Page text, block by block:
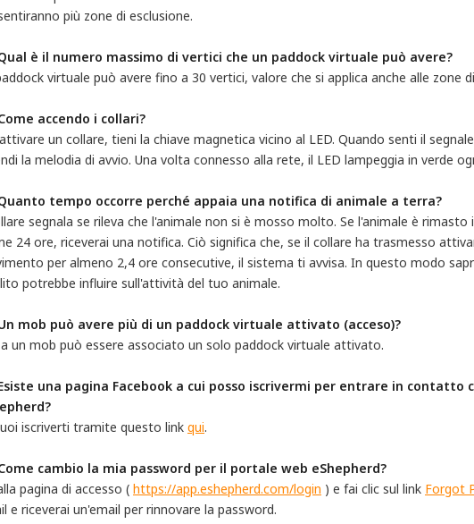
più zone di esclusione.
è il numero massimo di vertici che un paddock virtuale può avere?
virtuale può avere fino a 30 vertici, valore che si applica anche alle zone
accendo i collari?
un collare, tieni la chiave magnetica vicino al LED. Quando senti il
la melodia di avvio. Una volta connesso alla rete, il LED lampeggia in verde
tempo occorre perché appaia una notifica di animale a terra?
segnala se rileva che l'animale non si è mosso molto. Se l'animale è rimasto
24 ore, riceverai una notifica. Ciò significa che, se il collare ha trasmesso
per almeno 2,4 ore consecutive, il sistema ti avvisa. In questo modo
potrebbe influire sull'attività del tuo animale.
mob può avere più di un paddock virtuale attivato (acceso)?
un mob può essere associato un solo paddock virtuale attivato.
una pagina Facebook a cui posso iscrivermi per entrare in
iscriverti tramite questo link qui.
cambio la mia password per il portale web eShepherd?
pagina di accesso ( https://app.eshepherd.com/login ) e fai clic sul link Forgot
e riceverai un'email per rinnovare la password.